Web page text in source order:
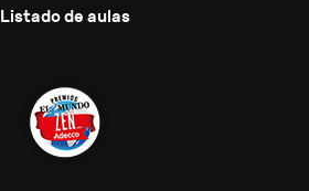
Listado de aulas